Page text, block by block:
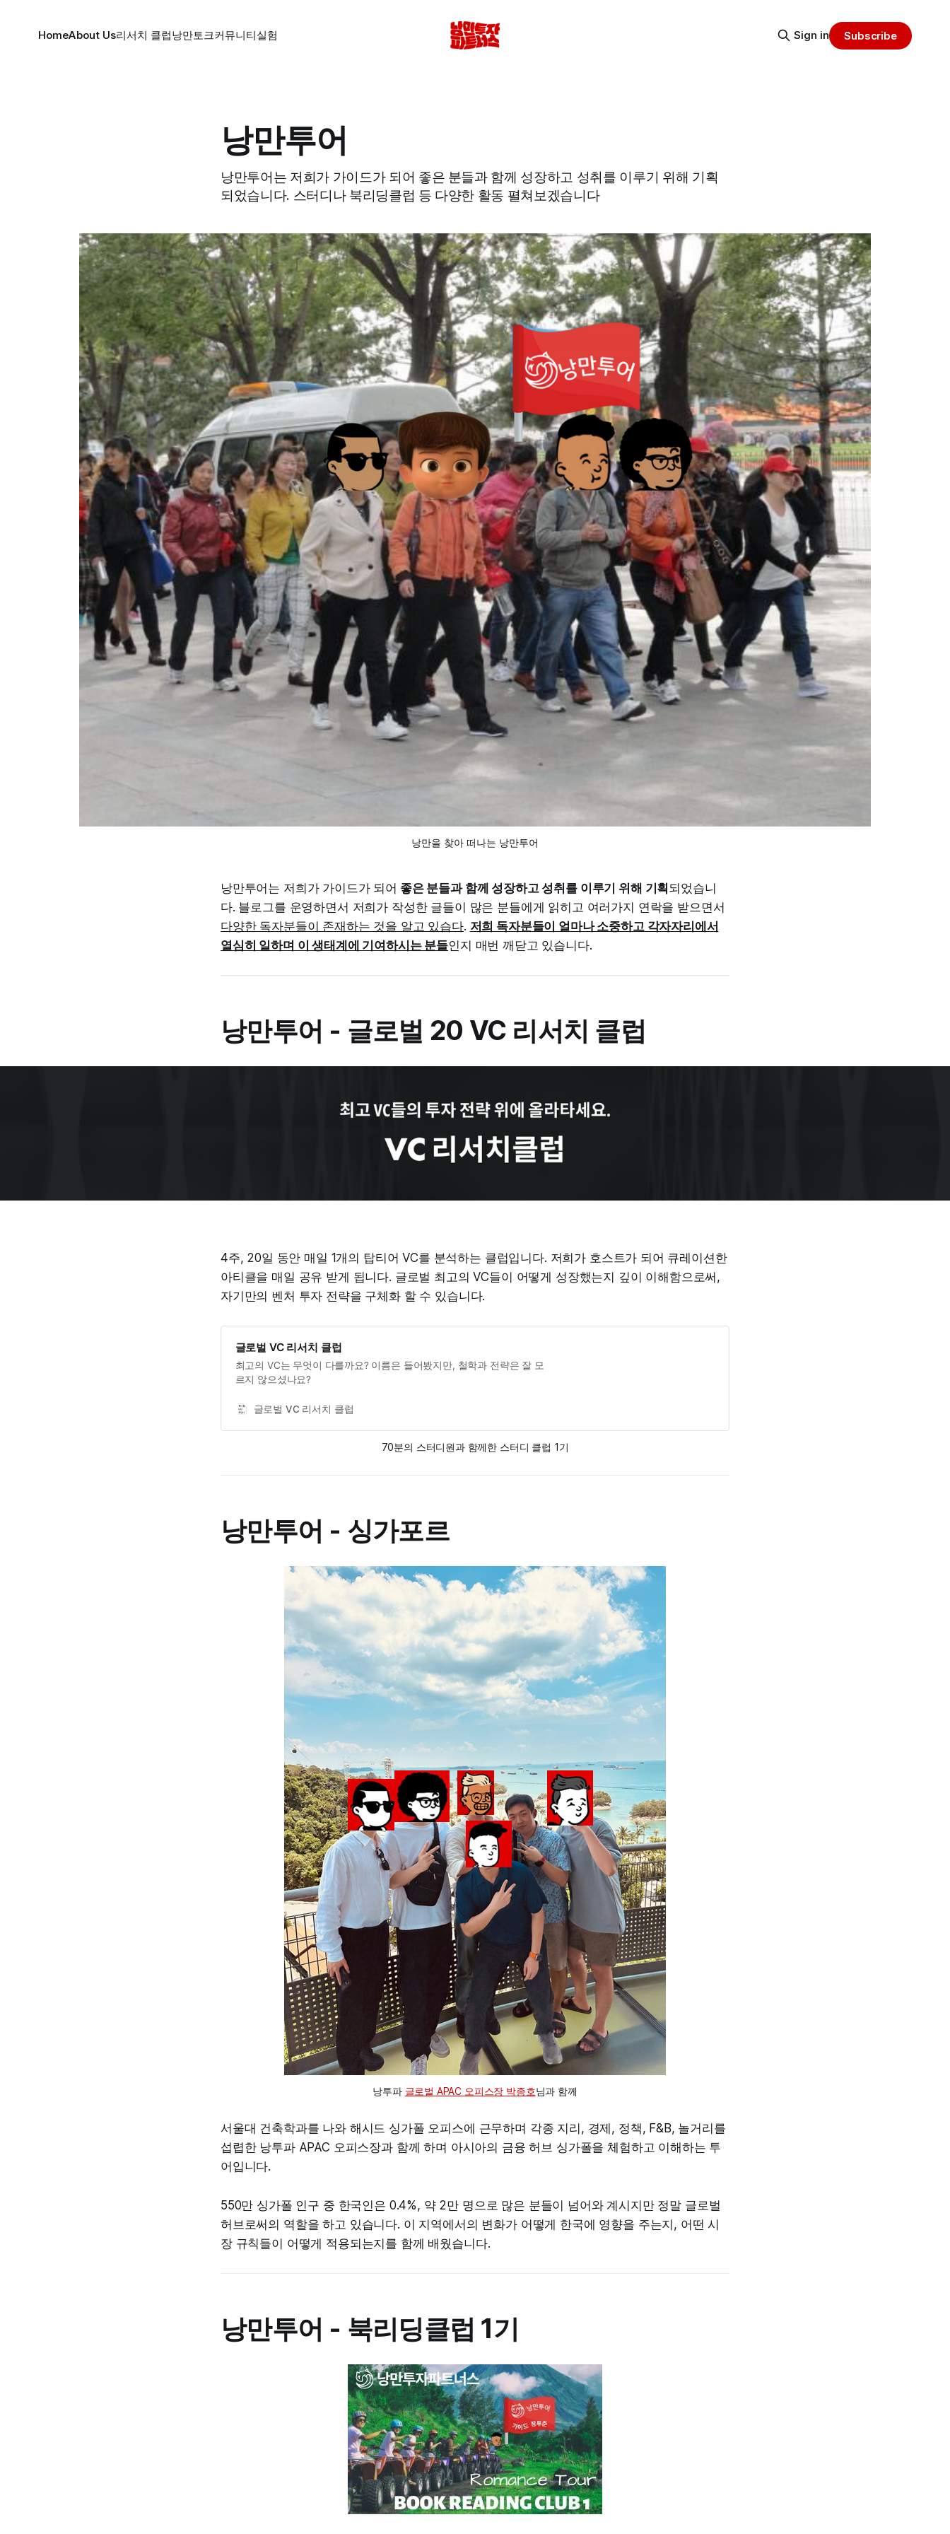
HomeAbout Us리서치 클럽낭만토크커뮤니티실험 Sign in Subscribe
낭만투어
낭만투어는 저희가 가이드가 되어 좋은 분들과 함께 성장하고 성취를 이루기 위해 기획
되었습니다. 스터디나 북리딩클럽 등 다양한 활동 펼쳐보겠습니다
낭만을 찾아 떠나는 낭만투어
낭만투어는 저희가 가이드가 되어 좋은 분들과 함께 성장하고 성취를 이루기 위해 기획 되었습니
다. 블로그를 운영하면서 저희가 작성한 글들이 많은 분들에게 읽히고 여러가지 연락을 받으면서
다양한 독자분들이 존재하는 것을 알고 있습다. 저희 독자분들이 얼마나 소중하고 각자자리에서
열심히 일하며 이 생태계에 기여하시는 분들인지 매번 깨닫고 있습니다.
낭만투어 - 글로벌 20 VC 리서치 클럽
4주, 20일 동안 매일 1개의 탑티어 VC를 분석하는 클럽입니다. 저희가 호스트가 되어 큐레이션한
아티클을 매일 공유 받게 됩니다. 글로벌 최고의 VC들이 어떻게 성장했는지 깊이 이해함으로써,
자기만의 벤처 투자 전략을 구체화 할 수 있습니다.
글로벌 VC 리서치 클럽
최고의 VC는 무엇이 다를까요? 이름은 들어봤지만, 철학과 전략은 잘 모
르지 않으셨나요?
글로벌 VC 리서치 클럽
70분의 스터디원과 함께한 스터디 클럽 1기
낭만투어 - 싱가포르
낭투파 글로벌 APAC 오피스장 박종호님과 함께
서울대 건축학과를 나와 해시드 싱가폴 오피스에 근무하며 각종 지리, 경제, 정책, F&B, 놀거리를
섭렵한 낭투파 APAC 오피스장과 함께 하며 아시아의 금융 허브 싱가폴을 체험하고 이해하는 투
어입니다.
550만 싱가폴 인구 중 한국인은 0.4%, 약 2만 명으로 많은 분들이 넘어와 계시지만 정말 글로벌
허브로써의 역할을 하고 있습니다. 이 지역에서의 변화가 어떻게 한국에 영향을 주는지, 어떤 시
장 규칙들이 어떻게 적용되는지를 함께 배웠습니다.
낭만투어 - 북리딩클럽 1기